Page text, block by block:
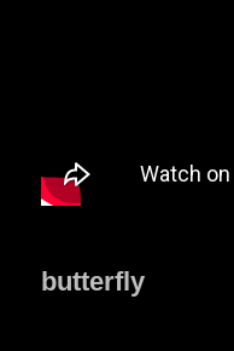
butterfly